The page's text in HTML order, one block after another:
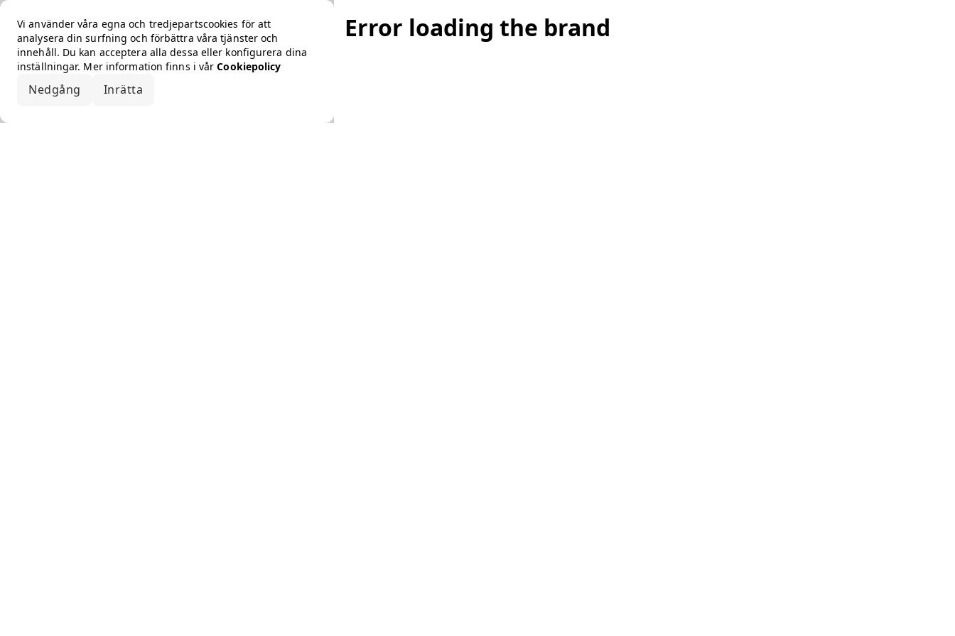
Vi använder våra egna och tredjepartscookies för att
analysera din surfning och förbättra våra tjänster och
innehåll. Du kan acceptera alla dessa eller konfigurera dina
inställningar. Mer information finns i vårCookiepolicy
Nedgång Inrätta
Error loading the brand